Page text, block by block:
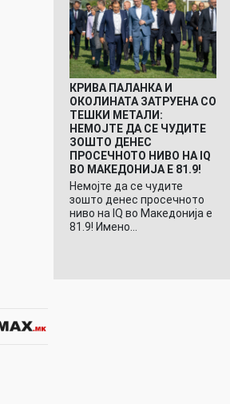
КРИВА ПАЛАНКА И
ОКОЛИНАТА ЗАТРУЕНА СО
ТЕШКИ МЕТАЛИ:
НЕМОЈТЕ ДА СЕ ЧУДИТЕ
ЗОШТО ДЕНЕС
ПРОСЕЧНОТО НИВО НА IQ
ВО МАКЕДОНИЈА Е 81.9!
Немојте да се чудите
зошто денес просечното
ниво на IQ во Македонија е
81.9! Имено…